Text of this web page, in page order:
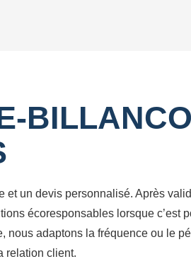
et un devis personnalisé. Après
écoresponsables lorsque c’est
nous adaptons la fréquence ou le
relation client.